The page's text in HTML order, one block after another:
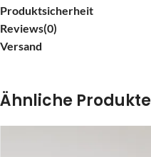
Produktsicherheit
Reviews(0)
Versand
Ähnliche Produkte